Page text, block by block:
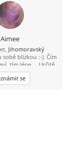
Aimee
Jihomoravský
sobě blízkou :-). Čím
tím lépe ... Určitě
něco společného.
se